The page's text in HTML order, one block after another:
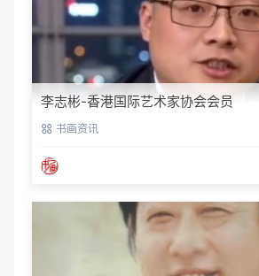
李志彬-香港国际艺术家协会会员
书画资讯